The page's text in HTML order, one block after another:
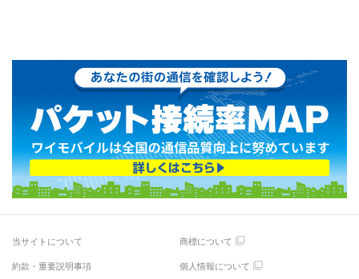
当サイトについて 商標について
約款・重要説明事項 個人情報について